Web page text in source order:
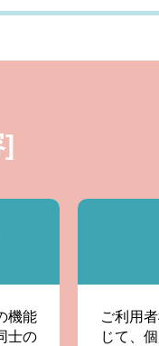
機能
士の
ご利用
じて、